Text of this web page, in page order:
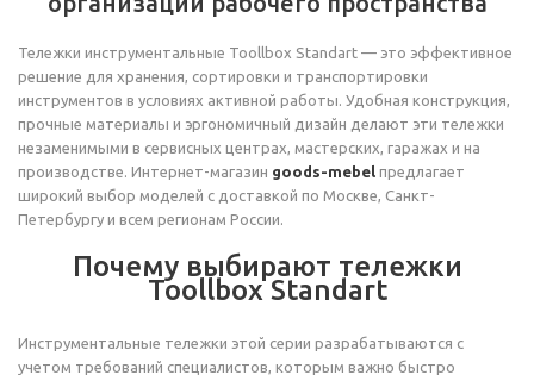
Тележки инструментальные Toollbox Standart — это эффективное
решение для хранения, сортировки и транспортировки
инструментов в условиях активной работы. Удобная конструкция,
прочные материалы и эргономичный дизайн делают эти тележки
незаменимыми в сервисных центрах, мастерских, гаражах и на
производстве. Интернет-магазин goods-mebel предлагает
широкий выбор моделей с доставкой по Москве, Санкт-
Петербургу и всем регионам России.
Почему выбирают тележки
Toollbox Standart
Инструментальные тележки этой серии разрабатываются с
учетом требований специалистов, которым важно быстро